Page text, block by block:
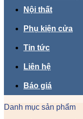
Nội thất
Phụ kiện cửa
Tin tức
Liên hệ
Báo giá
Danh mục sản phẩm